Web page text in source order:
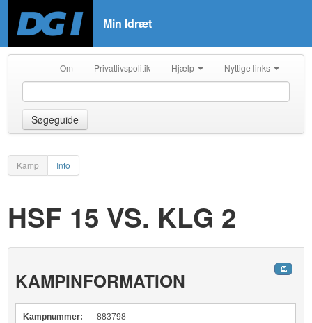
Min Idræt
Om Privatlivspolitik Hjælp Nyttige links
Søgeguide
Kamp Info
HSF 15 VS. KLG 2
KAMPINFORMATION
Kampnummer: 883798